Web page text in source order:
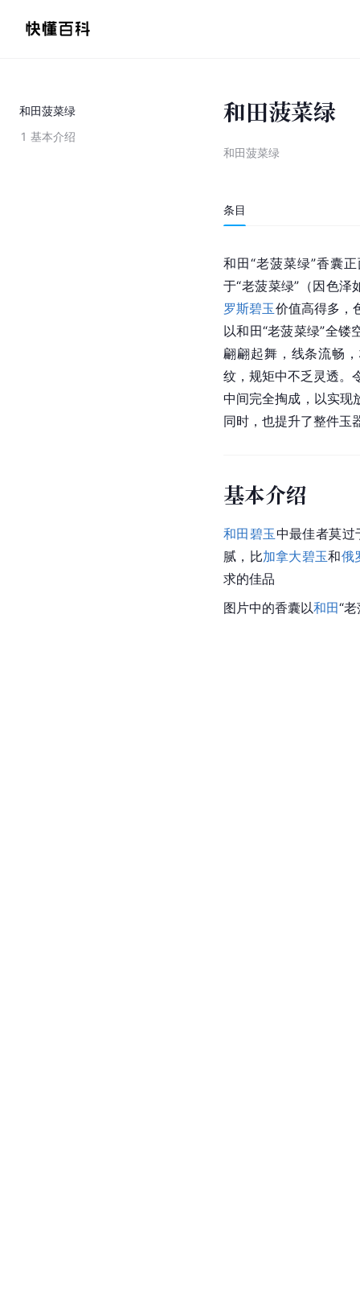
和田菠菜绿
1 基本介绍
和田菠菜绿
和田菠菜绿
条目
和田“老菠菜绿”香囊
于“老菠菜绿”（因色
罗斯碧玉价值高得多，
以和田“老菠菜绿”全
翩翩起舞，线条流畅
纹，规矩中不乏灵透。
中间完全掏成，以实现
同时，也提升了整件玉
基本介绍
和田碧玉中最佳者莫过
腻，比加拿大碧玉和俄
求的佳品
图片中的香囊以和田“